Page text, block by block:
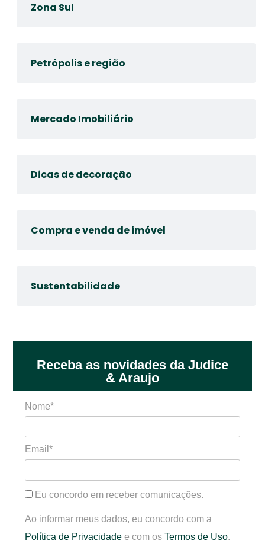
Zona Sul
Petrópolis e região
Mercado Imobiliário
Dicas de decoração
Compra e venda de imóvel
Sustentabilidade
Receba as novidades da Judice
& Araujo
Nome*
Email*
Eu concordo em receber comunicações.
Ao informar meus dados, eu concordo com a
Política de Privacidade e com osTermos de Uso.